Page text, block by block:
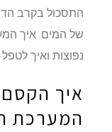
התסכול בקרב
של המים. איך
נפוצות ואיך
איך הקסם
המערכת